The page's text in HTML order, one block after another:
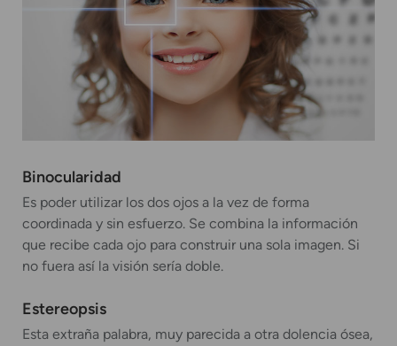
Binocularidad
Es poder utilizar los dos ojos a la vez de forma
coordinada y sin esfuerzo. Se combina la información
que recibe cada ojo para construir una sola imagen. Si
no fuera así la visión sería doble.
Estereopsis
Esta extraña palabra, muy parecida a otra dolencia ósea,